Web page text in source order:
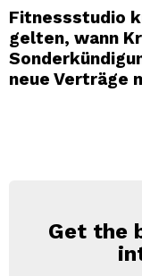
Fitnessstudio
gelten, wann
neue Verträge
Get the